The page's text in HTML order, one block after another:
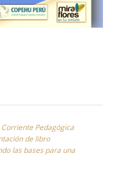
Corriente Pedagógica
de libro
las bases para una